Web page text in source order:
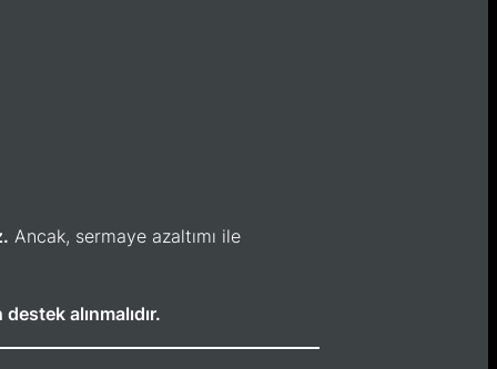
Ancak, sermaye azaltımı ile
alınmalıdır.